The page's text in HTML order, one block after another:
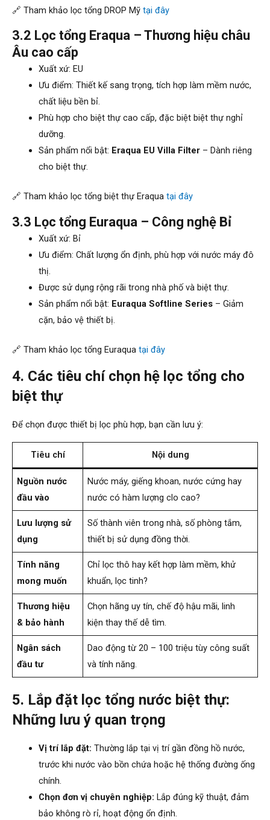
🔗 Tham khảo lọc tổng DROP Mỹ tại đây
3.2 Lọc tổng Eraqua – Thương hiệu châu
Âu cao cấp
Xuất xứ: EU
Ưu điểm: Thiết kế sang trọng, tích hợp làm mềm nước,
chất liệu bền bỉ.
Phù hợp cho biệt thự cao cấp, đặc biệt biệt thự nghỉ
dưỡng.
Sản phẩm nổi bật: Eraqua EU Villa Filter– Dành riêng
cho biệt thự.
🔗 Tham khảo lọc tổng biệt thự Eraqua tại đây
3.3 Lọc tổng Euraqua – Công nghệ Bỉ
Xuất xứ: Bỉ
Ưu điểm: Chất lượng ổn định, phù hợp với nước máy đô
thị.
Được sử dụng rộng rãi trong nhà phố và biệt thự.
Sản phẩm nổi bật: Euraqua Softline Series– Giảm
cặn, bảo vệ thiết bị.
🔗 Tham khảo lọc tổng Euraqua tại đây
4. Các tiêu chí chọn hệ lọc tổng cho
biệt thự
Để chọn được thiết bị lọc phù hợp, bạn cần lưu ý:
Tiêu chí Nội dung
Nguồn nước
đầu vào
Nước máy, giếng khoan, nước cứng hay
nước có hàm lượng clo cao?
Lưu lượng sử
dụng
Số thành viên trong nhà, số phòng tắm,
thiết bị sử dụng đồng thời.
Tính năng
mong muốn
Chỉ lọc thô hay kết hợp làm mềm, khử
khuẩn, lọc tinh?
Thương hiệu
& bảo hành
Chọn hãng uy tín, chế độ hậu mãi, linh
kiện thay thế dễ tìm.
Ngân sách
đầu tư
Dao động từ 20 – 100 triệu tùy công suất
và tính năng.
5. Lắp đặt lọc tổng nước biệt thự:
Những lưu ý quan trọng
Vị trí lắp đặt: Thường lắp tại vị trí gần đồng hồ nước,
trước khi nước vào bồn chứa hoặc hệ thống đường ống
chính.
Chọn đơn vị chuyên nghiệp: Lắp đúng kỹ thuật, đảm
bảo không rò rỉ, hoạt động ổn định.